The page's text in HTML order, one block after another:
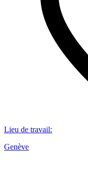
Lieu de travail:
Genève